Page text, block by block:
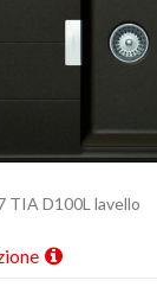
TIA D100L lavello